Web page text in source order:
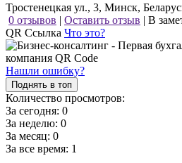
Тростенецкая ул., 3, Минск,
0 отзывов | Оставить отзыв | В
QR Ссылка Что это?
Нашли ошибку?
Поднять в топ
Количество просмотров:
За сегодня: 0
За неделю: 0
За месяц: 0
За все время: 1